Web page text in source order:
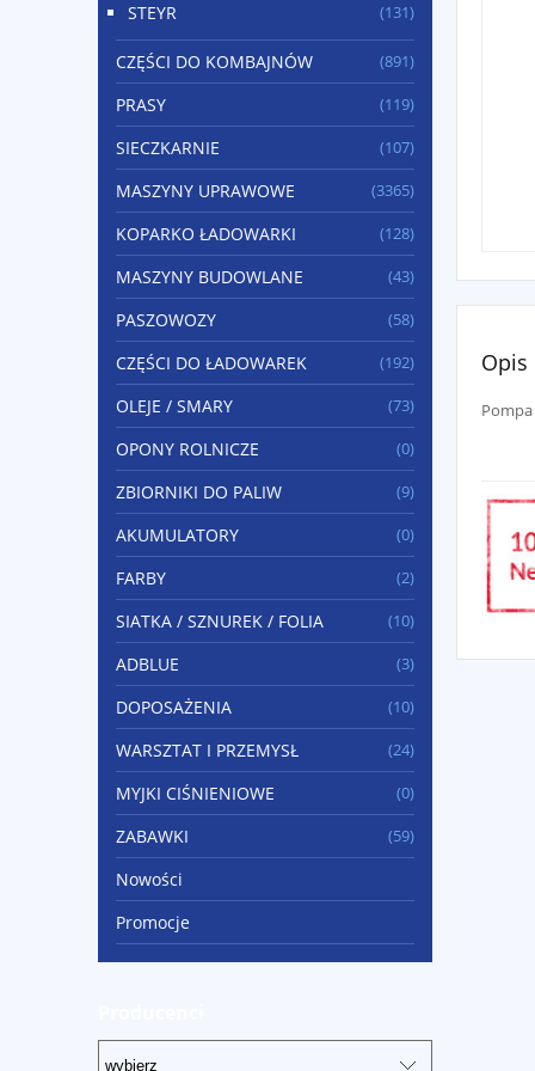
STEYR (131)
CZĘŚCI DO KOMBAJNÓW (891)
PRASY (119)
SIECZKARNIE (107)
MASZYNY UPRAWOWE (3365)
KOPARKO ŁADOWARKI (128)
MASZYNY BUDOWLANE (43)
PASZOWOZY (58)
CZĘŚCI DO ŁADOWAREK (192)
OLEJE / SMARY (73)
OPONY ROLNICZE (0)
ZBIORNIKI DO PALIW (9)
AKUMULATORY (0)
FARBY (2)
SIATKA / SZNUREK / FOLIA (10)
ADBLUE (3)
DOPOSAŻENIA (10)
WARSZTAT I PRZEMYSŁ (24)
MYJKI CIŚNIENIOWE (0)
ZABAWKI (59)
Nowości
Promocje
Opis